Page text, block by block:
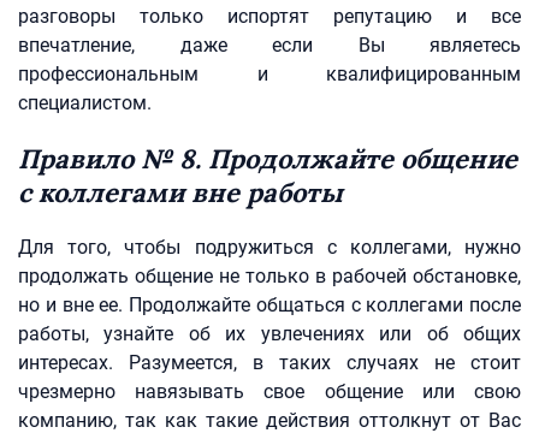
разговоры только испортят репутацию и все
впечатление, даже если Вы являетесь
профессиональным и квалифицированным
специалистом.
Правило № 8. Продолжайте общение
с коллегами вне работы
Для того, чтобы подружиться с коллегами, нужно
продолжать общение не только в рабочей обстановке,
но и вне ее. Продолжайте общаться с коллегами после
работы, узнайте об их увлечениях или об общих
интересах. Разумеется, в таких случаях не стоит
чрезмерно навязывать свое общение или свою
компанию, так как такие действия оттолкнут от Вас